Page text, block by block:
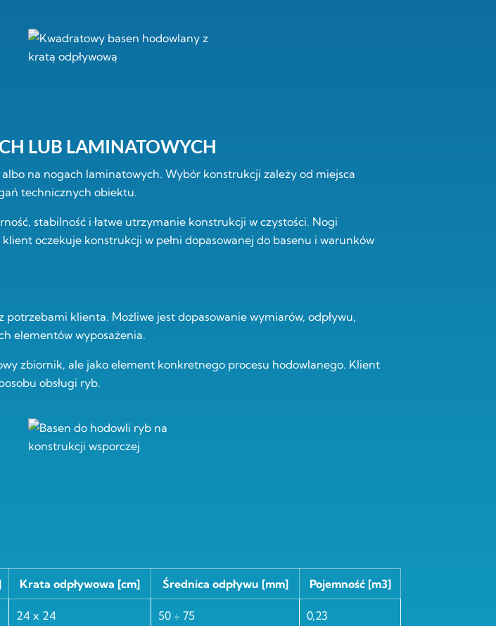
LUB LAMINATOWYCH
na nogach laminatowych. Wybór konstrukcji zależy od miejsca
technicznych obiektu.
stabilność i łatwe utrzymanie konstrukcji w czystości. Nogi
oczekuje konstrukcji w pełni dopasowanej do basenu i warunków
klienta. Możliwe jest dopasowanie wymiarów, odpływu,
elementów wyposażenia.
zbiornik, ale jako element konkretnego procesu hodowlanego. Klient
obsługi ryb.
Krata odpływowa [cm] Średnica odpływu [mm] Pojemność [m3]
24 x 24 50 ÷ 75 0,23